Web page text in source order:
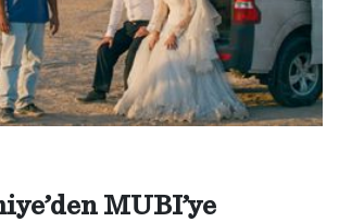
MUBI’ye